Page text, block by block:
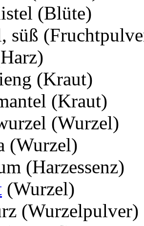
(Blüte)
süß
(Kraut)
(Kraut)
(Wurzel)
(Wurzel)
(Harzessenz)
(Wurzel)
(Wurzelpulver)